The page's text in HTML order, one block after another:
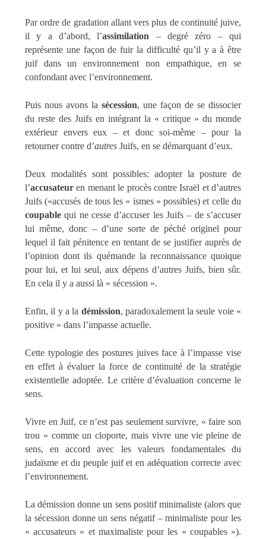
Par ordre de gradation allant vers plus de continuité juive,
il y a d’abord, l’assimilation – degré zéro – qui
représente une façon de fuir la difficulté qu’il y a à être
juif dans un environnement non empathique, en se
confondant avec l’environnement.
Puis nous avons la sécession, une façon de se dissocier
du reste des Juifs en intégrant la « critique » du monde
extérieur envers eux – et donc soi-même – pour la
retourner contre d’autres Juifs, en se démarquant d’eux.
Deux modalités sont possibles: adopter la posture de
l’accusateur en menant le procès contre Israël et d’autres
Juifs («accusés de tous les « ismes » possibles) et celle du
coupable qui ne cesse d’accuser les Juifs – de s’accuser
lui même, donc – d’une sorte de péché originel pour
lequel il fait pénitence en tentant de se justifier auprès de
l’opinion dont ils quémande la reconnaissance quoique
pour lui, et lui seul, aux dépens d’autres Juifs, bien sûr.
En cela il y a aussi là « sécession ».
Enfin, il y a la démission, paradoxalement la seule voie «
positive » dans l’impasse actuelle.
Cette typologie des postures juives face à l’impasse vise
en effet à évaluer la force de continuité de la stratégie
existentielle adoptée. Le critère d’évaluation concerne le
sens.
Vivre en Juif, ce n’est pas seulement survivre, « faire son
trou » comme un cloporte, mais vivre une vie pleine de
sens, en accord avec les valeurs fondamentales du
judaïsme et du peuple juif et en adéquation correcte avec
l’environnement.
La démission donne un sens positif minimaliste (alors que
la sécession donne un sens négatif – minimaliste pour les
« accusateurs » et maximaliste pour les « coupables »).